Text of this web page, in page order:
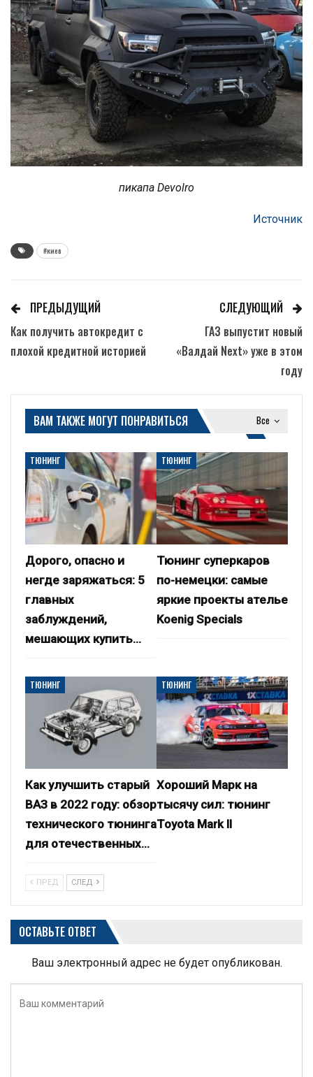
пикапа Devolro
Источник
#киев
ПРЕДЫДУЩИЙ
Как получить автокредит с
плохой кредитной историей
СЛЕДУЮЩИЙ
ГАЗ выпустит новый
«Валдай Next» уже в этом
году
Все
ВАМ ТАКЖЕ МОГУТ ПОНРАВИТЬСЯ
ТЮНИНГ
Дорого, опасно и
негде заряжаться: 5
главных
заблуждений,
мешающих купить…
ТЮНИНГ
Тюнинг суперкаров
по-немецки: самые
яркие проекты ателье
Koenig Specials
ТЮНИНГ
Как улучшить старый
ВАЗ в 2022 году: обзор
технического тюнинга
для отечественных…
ТЮНИНГ
Хороший Марк на
тысячу сил: тюнинг
Toyota Mark II
ПРЕД СЛЕД
ОСТАВЬТЕ ОТВЕТ
Ваш электронный адрес не будет опубликован.